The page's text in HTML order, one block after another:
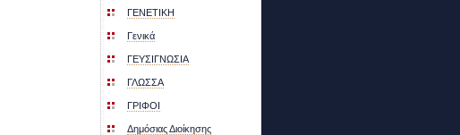
ΓΕΝΕΤΙΚΗ
Γενικά
ΓΕΥΣΙΓΝΩΣΙΑ
ΓΛΩΣΣΑ
ΓΡΙΦΟΙ
Δημόσιας Διοίκησης